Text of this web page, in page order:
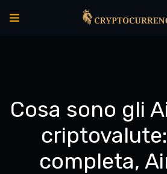
Cosa sono gli
completa,